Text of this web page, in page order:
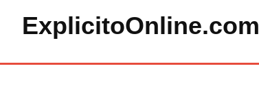
ExplicitoOnline.com